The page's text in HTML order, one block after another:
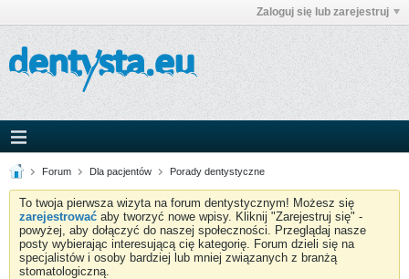
Zaloguj się lub zarejestruj
Forum Dla pacjentów Porady dentystyczne
To twoja pierwsza wizyta na forum dentystycznym! Możesz się
zarejestrować aby tworzyć nowe wpisy. Kliknij "Zarejestruj się" -
powyżej, aby dołączyć do naszej społeczności. Przeglądaj nasze
posty wybierając interesującą cię kategorię. Forum dzieli się na
specjalistów i osoby bardziej lub mniej związanych z branżą
stomatologiczną.